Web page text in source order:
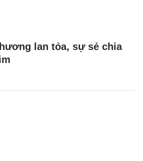
lan tỏa, sự sẻ chia